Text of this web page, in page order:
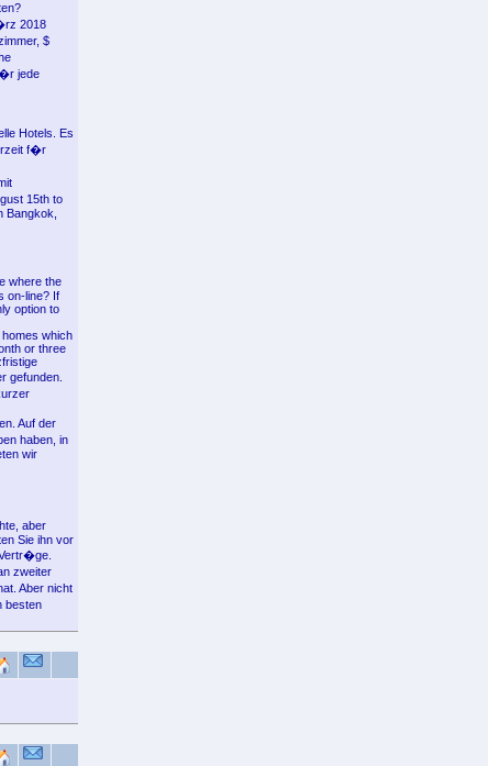
2018
$
jede
Hotels. Es
f�r
15th to
Bangkok,
where the
on-line? If
option to
which
or three
gefunden.
Auf der
haben, in
wir
aber
Sie ihn vor
zweiter
Aber nicht
besten